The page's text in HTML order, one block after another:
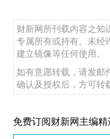
财新网所刊载内容之知
专属所有或持有。未经
建立镜像等任何使用。
如有意愿转载，请发邮
确认及授权后，方可转
免费订阅财新网主编